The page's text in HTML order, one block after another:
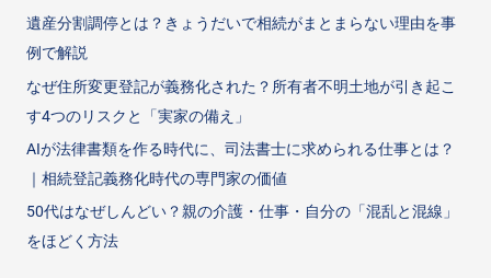
遺産分割調停とは？きょうだいで相続がまとまらない理由を事
例で解説
なぜ住所変更登記が義務化された？所有者不明土地が引き起こ
す4つのリスクと「実家の備え」
AIが法律書類を作る時代に、司法書士に求められる仕事とは？
｜相続登記義務化時代の専門家の価値
50代はなぜしんどい？親の介護・仕事・自分の「混乱と混線」
をほどく方法